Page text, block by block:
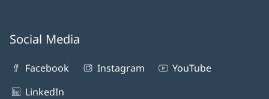
Social Media
Facebook Instagram
YouTube
LinkedIn